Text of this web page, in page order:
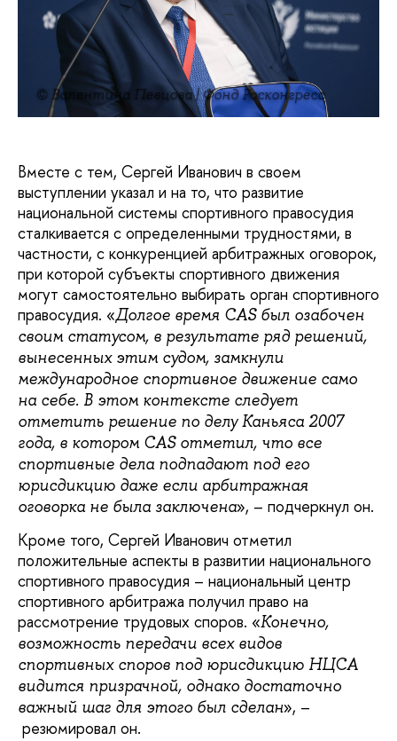
© Валентина Певцова | Фонд Росконгресс
Вместе с тем, Сергей Иванович в своем
выступлении указал и на то, что развитие
национальной системы спортивного правосудия
сталкивается с определенными трудностями, в
частности, с конкуренцией арбитражных оговорок,
при которой субъекты спортивного движения
могут самостоятельно выбирать орган спортивного
правосудия. «Долгое время CAS был озабочен
своим статусом, в результате ряд решений,
вынесенных этим судом, замкнули
международное спортивное движение само
на себе. В этом контексте следует
отметить решение по делу Каньяса 2007
года, в котором CAS отметил, что все
спортивные дела подпадают под его
юрисдикцию даже если арбитражная
оговорка не была заключена», – подчеркнул он.
Кроме того, Сергей Иванович отметил
положительные аспекты в развитии национального
спортивного правосудия – национальный центр
спортивного арбитража получил право на
рассмотрение трудовых споров. «Конечно,
возможность передачи всех видов
спортивных споров под юрисдикцию НЦСА
видится призрачной, однако достаточно
важный шаг для этого был сделан», –
резюмировал он.